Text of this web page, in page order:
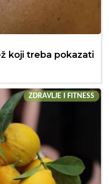
koji treba pokazati
ZDRAVLJE I FITNESS